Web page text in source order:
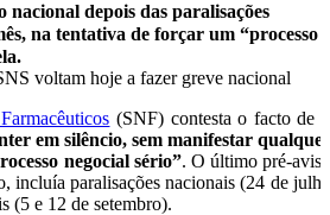
nacional depois das paralisações
na tentativa de forçar um “processo
(SNF) contesta o facto de o
em silêncio, sem manifestar qualquer
negocial sério”. O último pré-aviso
incluía paralisações nacionais (24 de julho
(5 e 12 de setembro).